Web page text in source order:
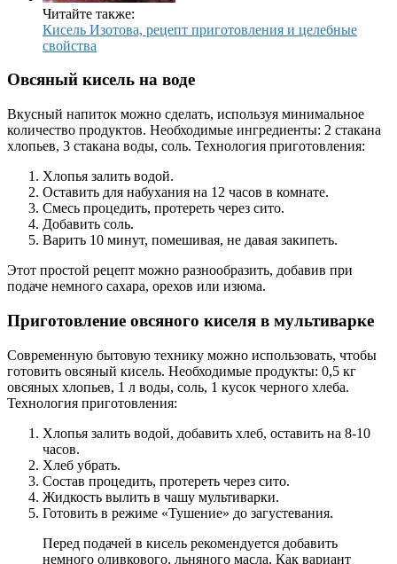
Читайте также:
Кисель Изотова, рецепт приготовления и целебные
свойства
Овсяный кисель на воде
Вкусный напиток можно сделать, используя минимальное
количество продуктов. Необходимые ингредиенты: 2 стакана
хлопьев, 3 стакана воды, соль. Технология приготовления:
Хлопья залить водой.
Оставить для набухания на 12 часов в комнате.
Смесь процедить, протереть через сито.
Добавить соль.
Варить 10 минут, помешивая, не давая закипеть.
Этот простой рецепт можно разнообразить, добавив при
подаче немного сахара, орехов или изюма.
Приготовление овсяного киселя в мультиварке
Современную бытовую технику можно использовать, чтобы
готовить овсяный кисель. Необходимые продукты: 0,5 кг
овсяных хлопьев, 1 л воды, соль, 1 кусок черного хлеба.
Технология приготовления:
Хлопья залить водой, добавить хлеб, оставить на 8-10
часов.
Хлеб убрать.
Состав процедить, протереть через сито.
Жидкость вылить в чашу мультиварки.
Готовить в режиме «Тушение» до загустевания.
Перед подачей в кисель рекомендуется добавить
немного оливкового, льняного масла. Как вариант